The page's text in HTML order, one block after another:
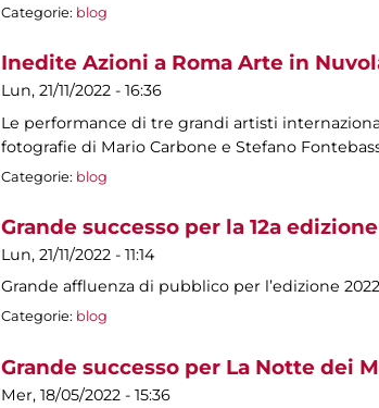
Categorie: blog
Inedite Azioni a Roma Arte in
Lun, 21/11/2022 - 16:36
Le performance di tre grandi artisti
fotografie di Mario Carbone e Stefano
Categorie: blog
Grande successo per la 12a
Lun, 21/11/2022 - 11:14
Grande affluenza di pubblico per l’edizione
Categorie: blog
Grande successo per La Notte dei
Mer, 18/05/2022 - 15:36